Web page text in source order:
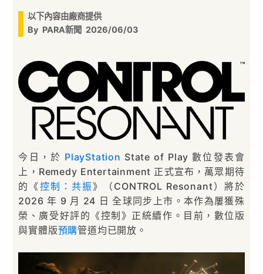
以下內容由廠商提供
By PARA新聞 2026/06/03
今⽇，於 PlayStation State of Play 數位發表會
上，Remedy Entertainment 正式宣布，萬眾期待
的《控制：共振》（CONTROL Resonant）將於
2026 年 9 ⽉ 24 ⽇ 全球同步上市。本作為屢獲殊
榮、廣受好評的《控制》正統續作。⽬前，數位版
與實體版預購管道均已開放。